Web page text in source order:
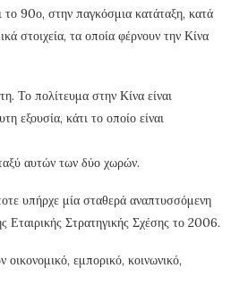
90ο, στην παγκόσμια κατάταξη, κατά
στοιχεία, τα οποία φέρνουν την Κίνα
Το πολίτευμα στην Κίνα είναι
εξουσία, κάτι το οποίο είναι
αυτών των δύο χωρών.
υπήρχε μία σταθερά αναπτυσσόμενη
Στρατηγικής Σχέσης το 2006.
εμπορικό, κοινωνικό,